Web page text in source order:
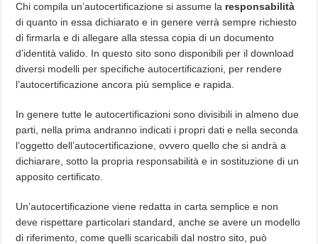
Chi compila un’autocertificazione si assume la responsabilità
di quanto in essa dichiarato e in genere verrà sempre richiesto
di firmarla e di allegare alla stessa copia di un documento
d’identità valido. In questo sito sono disponibili per il download
diversi modelli per specifiche autocertificazioni, per rendere
l’autocertificazione ancora più semplice e rapida.
In genere tutte le autocertificazioni sono divisibili in almeno due
parti, nella prima andranno indicati i propri dati e nella seconda
l’oggetto dell’autocertificazione, ovvero quello che si andrà a
dichiarare, sotto la propria responsabilità e in sostituzione di un
apposito certificato.
Un’autocertificazione viene redatta in carta semplice e non
deve rispettare particolari standard, anche se avere un modello
di riferimento, come quelli scaricabili dal nostro sito, può